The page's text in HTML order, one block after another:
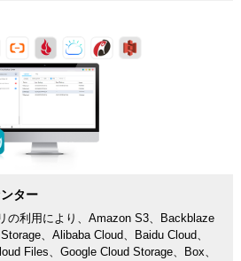
ター
の利用により、Amazon S3、Backblaze
、Alibaba Cloud、Baidu Cloud、
Files、Google Cloud Storage、Box、